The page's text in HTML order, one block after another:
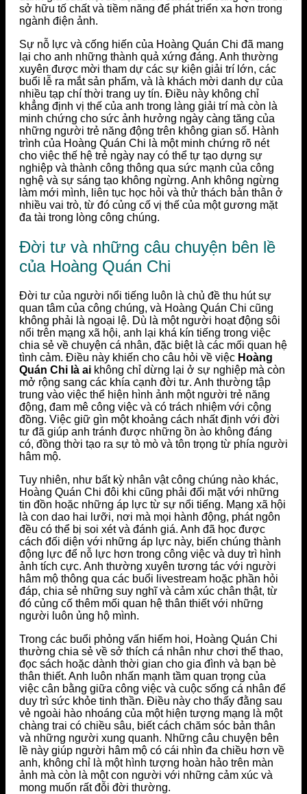
sở hữu tố chất và tiềm năng để phát triển xa hơn trong
ngành điện ảnh.
Sự nỗ lực và cống hiến của Hoàng Quán Chi đã mang
lại cho anh những thành quả xứng đáng. Anh thường
xuyên được mời tham dự các sự kiện giải trí lớn, các
buổi lễ ra mắt sản phẩm, và là khách mời danh dự của
nhiều tạp chí thời trang uy tín. Điều này không chỉ
khẳng định vị thế của anh trong làng giải trí mà còn là
minh chứng cho sức ảnh hưởng ngày càng tăng của
những người trẻ năng động trên không gian số. Hành
trình của Hoàng Quán Chi là một minh chứng rõ nét
cho việc thế hệ trẻ ngày nay có thể tự tạo dựng sự
nghiệp và thành công thông qua sức mạnh của công
nghệ và sự sáng tạo không ngừng. Anh không ngừng
làm mới mình, liên tục học hỏi và thử thách bản thân ở
nhiều vai trò, từ đó củng cố vị thế của một gương mặt
đa tài trong lòng công chúng.
Đời tư và những câu chuyện bên lề
của Hoàng Quán Chi
Đời tư của người nổi tiếng luôn là chủ đề thu hút sự
quan tâm của công chúng, và Hoàng Quán Chi cũng
không phải là ngoại lệ. Dù là một người hoạt động sôi
nổi trên mạng xã hội, anh lại khá kín tiếng trong việc
chia sẻ về chuyện cá nhân, đặc biệt là các mối quan hệ
tình cảm. Điều này khiến cho câu hỏi về việc Hoàng
Quán Chi là ai không chỉ dừng lại ở sự nghiệp mà còn
mở rộng sang các khía cạnh đời tư. Anh thường tập
trung vào việc thể hiện hình ảnh một người trẻ năng
động, đam mê công việc và có trách nhiệm với cộng
đồng. Việc giữ gìn một khoảng cách nhất định với đời
tư đã giúp anh tránh được những ồn ào không đáng
có, đồng thời tạo ra sự tò mò và tôn trọng từ phía người
hâm mộ.
Tuy nhiên, như bất kỳ nhân vật công chúng nào khác,
Hoàng Quán Chi đôi khi cũng phải đối mặt với những
tin đồn hoặc những áp lực từ sự nổi tiếng. Mạng xã hội
là con dao hai lưỡi, nơi mà mọi hành động, phát ngôn
đều có thể bị soi xét và đánh giá. Anh đã học được
cách đối diện với những áp lực này, biến chúng thành
động lực để nỗ lực hơn trong công việc và duy trì hình
ảnh tích cực. Anh thường xuyên tương tác với người
hâm mộ thông qua các buổi livestream hoặc phần hỏi
đáp, chia sẻ những suy nghĩ và cảm xúc chân thật, từ
đó củng cố thêm mối quan hệ thân thiết với những
người luôn ủng hộ mình.
Trong các buổi phỏng vấn hiếm hoi, Hoàng Quán Chi
thường chia sẻ về sở thích cá nhân như chơi thể thao,
đọc sách hoặc dành thời gian cho gia đình và bạn bè
thân thiết. Anh luôn nhấn mạnh tầm quan trọng của
việc cân bằng giữa công việc và cuộc sống cá nhân để
duy trì sức khỏe tinh thần. Điều này cho thấy đằng sau
vẻ ngoài hào nhoáng của một hiện tượng mạng là một
chàng trai có chiều sâu, biết cách chăm sóc bản thân
và những người xung quanh. Những câu chuyện bên
lề này giúp người hâm mộ có cái nhìn đa chiều hơn về
anh, không chỉ là một hình tượng hoàn hảo trên màn
ảnh mà còn là một con người với những cảm xúc và
mong muốn rất đỗi đời thường.